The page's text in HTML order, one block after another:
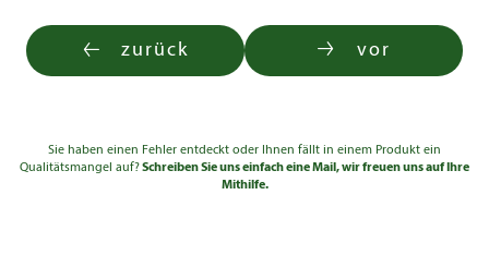
zurück vor
Sie haben einen Fehler entdeckt oder Ihnen fällt in einem Produkt ein
Qualitätsmangel auf?Schreiben Sie uns einfach eine Mail, wir freuen uns auf Ihre
Mithilfe.